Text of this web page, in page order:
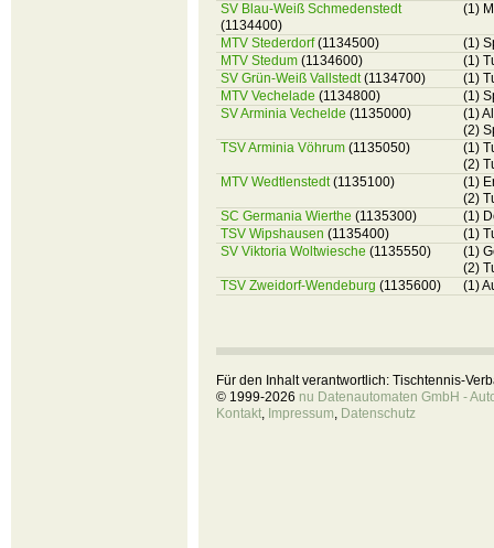
SV Blau-Weiß Schmedenstedt
(1134400)
(1)
MTV Stederdorf(1134500)
(1)
MTV Stedum (1134600)
(1)
SV Grün-Weiß Vallstedt(1134700)
(1)
MTV Vechelade (1134800)
(1)
SV Arminia Vechelde (1135000)
(1)
(2)
TSV Arminia Vöhrum (1135050)
(1)
(2)
MTV Wedtlenstedt(1135100)
(1)
(2)
SC Germania Wierthe (1135300)
(1)
TSV Wipshausen (1135400)
(1)
SV Viktoria Woltwiesche (1135550)
(1)
(2)
TSV Zweidorf-Wendeburg (1135600) (1)
Für den Inhalt verantwortlich: Tischtennis-
© 1999-2026 nu Datenautomaten GmbH -
Kontakt, Impressum, Datenschutz